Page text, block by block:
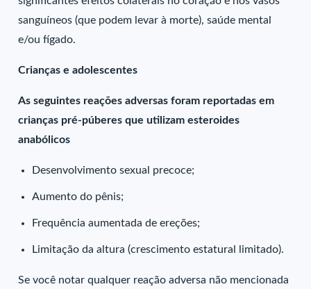
sanguíneos (que podem levar à morte), saúde mental
e/ou fígado.
Crianças e adolescentes
As seguintes reações adversas foram reportadas em
crianças pré-púberes que utilizam esteroides
anabólicos
Desenvolvimento sexual precoce;
Aumento do pênis;
Frequência aumentada de ereções;
Limitação da altura (crescimento estatural limitado).
Se você notar qualquer reação adversa não mencionada